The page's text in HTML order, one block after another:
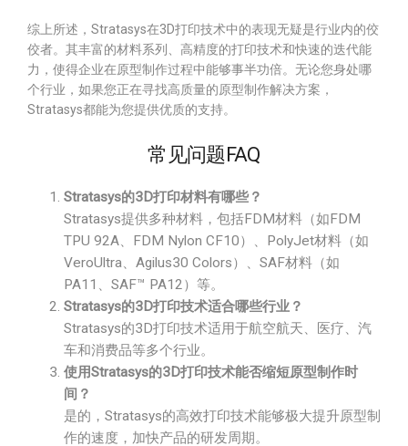
综上所述，Stratasys在3D打印技术中的表现无疑是行业内的佼
佼者。其丰富的材料系列、高精度的打印技术和快速的迭代能
力，使得企业在原型制作过程中能够事半功倍。无论您身处哪
个行业，如果您正在寻找高质量的原型制作解决方案，
Stratasys都能为您提供优质的支持。
常见问题FAQ
Stratasys的3D打印材料有哪些？
Stratasys提供多种材料，包括FDM材料（如FDM
TPU 92A、FDM Nylon CF10）、PolyJet材料（如
VeroUltra、Agilus30 Colors）、SAF材料（如
PA11、SAF™ PA12）等。
Stratasys的3D打印技术适合哪些行业？
Stratasys的3D打印技术适用于航空航天、医疗、汽
车和消费品等多个行业。
使用Stratasys的3D打印技术能否缩短原型制作时
间？
是的，Stratasys的高效打印技术能够极大提升原型制
作的速度，加快产品的研发周期。